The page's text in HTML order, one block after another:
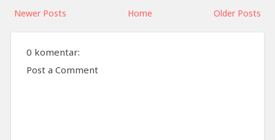
Newer Posts Older Posts
Home
0 komentar:
Post a Comment